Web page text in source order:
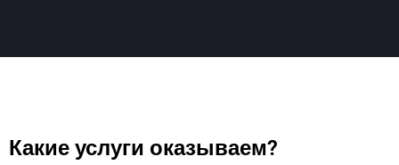
Какие услуги оказываем?